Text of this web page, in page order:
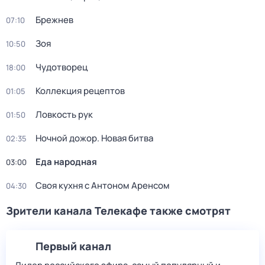
07:10 Брежнев
10:50 Зоя
18:00 Чудотворец
01:05 Коллекция рецептов
01:50 Ловкость рук
02:35 Ночной дожор. Новая битва
03:00 Еда народная
04:30 Своя кухня с Антоном Аренсом
Зрители канала Телекафе также смотрят
Первый канал